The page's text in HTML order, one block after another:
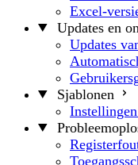
Excel-
Updates en
Updates
Sjablonen